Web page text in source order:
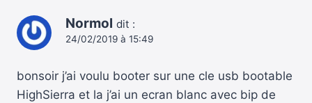
Normol dit :
24/02/2019 à 15:49
bonsoir j’ai voulu booter sur une cle usb bootable
HighSierra et la j’ai un ecran blanc avec bip de